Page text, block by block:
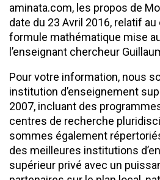
aminata.com, les propos de
date du 23 Avril 2016, relatif
formule mathématique mise
l’enseignant chercheur
Pour votre information, nous
institution d’enseignement
2007, incluant des
centres de recherche
sommes également
des meilleures institutions
supérieur privé avec un